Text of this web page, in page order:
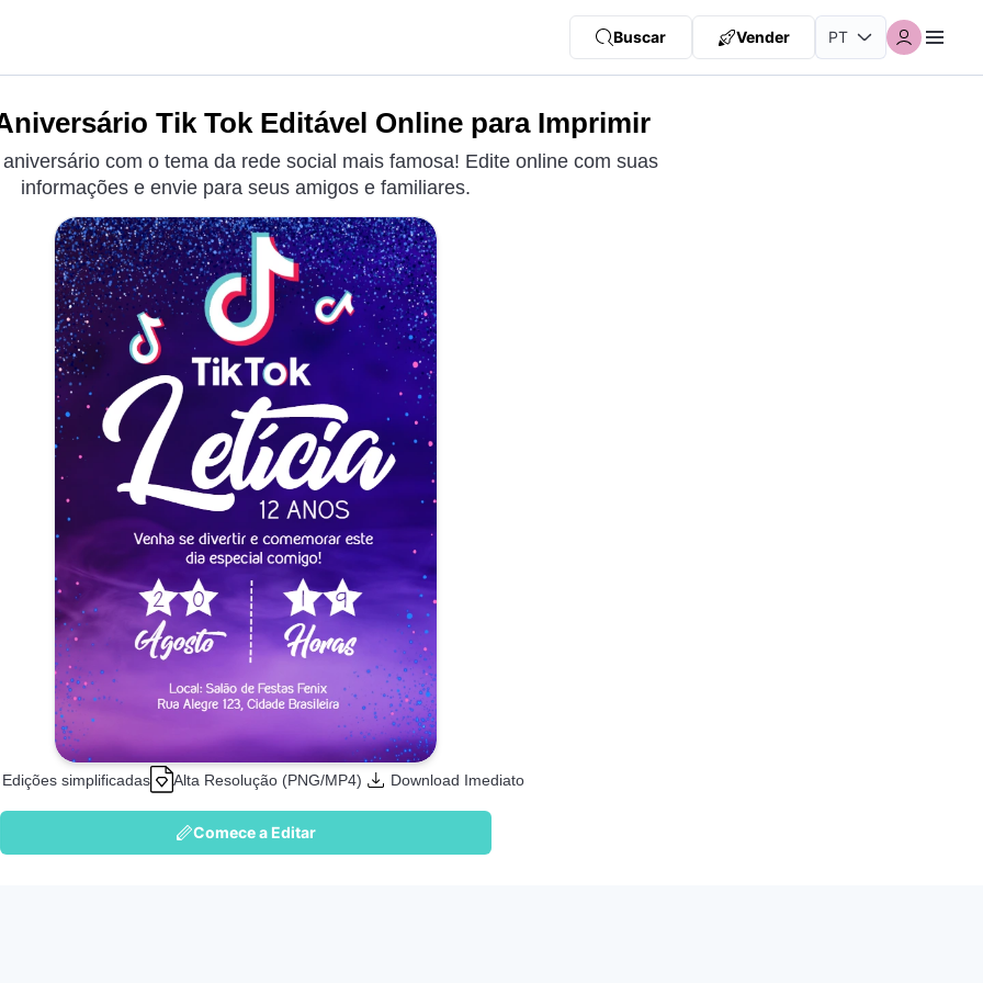
Buscar Vender
Tik Tok Editável Online para Imprimir
com o tema da rede social mais famosa! Edite online com suas
informações e envie para seus amigos e familiares.
Edições simplificadas Alta Resolução (PNG/MP4) Download Imediato
Comece a Editar